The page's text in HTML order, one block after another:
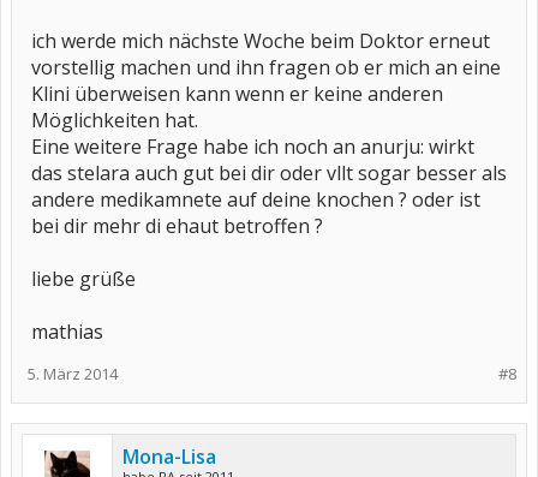
ich werde mich nächste Woche beim Doktor erneut
vorstellig machen und ihn fragen ob er mich an eine
Klini überweisen kann wenn er keine anderen
Möglichkeiten hat.
Eine weitere Frage habe ich noch an anurju: wirkt
das stelara auch gut bei dir oder vllt sogar besser als
andere medikamnete auf deine knochen ? oder ist
bei dir mehr di ehaut betroffen ?
liebe grüße
mathias
#8
5. März 2014
Mona-Lisa